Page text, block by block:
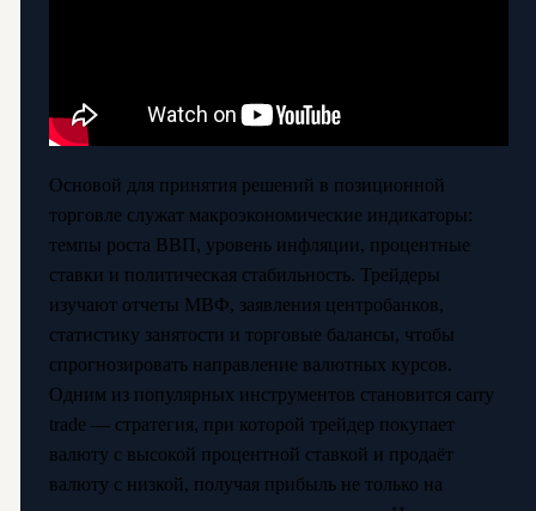
Основой для принятия решений в позиционной
торговле служат макроэкономические индикаторы:
темпы роста ВВП, уровень инфляции, процентные
ставки и политическая стабильность. Трейдеры
изучают отчеты МВФ, заявления центробанков,
статистику занятости и торговые балансы, чтобы
спрогнозировать направление валютных курсов.
Одним из популярных инструментов становится carry
trade — стратегия, при которой трейдер покупает
валюту с высокой процентной ставкой и продаёт
валюту с низкой, получая прибыль не только на